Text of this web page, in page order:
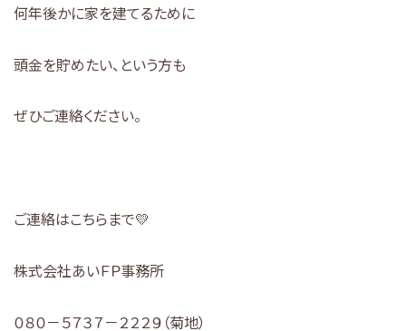
何年後かに家を建てるために
頭金を貯めたい、という方も
ぜひご連絡ください。
ご連絡はこちらまで💛
株式会社あいＦＰ事務所
０８０－５７３７－２２２９（菊地）